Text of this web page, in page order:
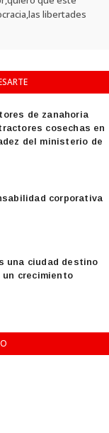
libertades
de zanahoria
cosechas en
del ministerio de
corporativa
una ciudad destino
crecimiento